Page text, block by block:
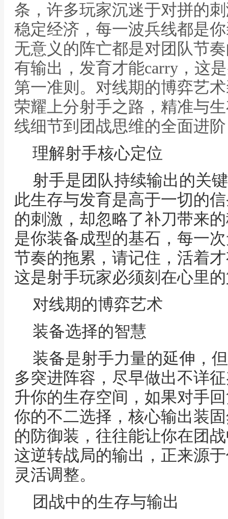
条，许多玩家沉迷于对拼的
稳定经济，每一波兵线都是
无意义的阵亡都是对团队节
有输出，发育才能carry，这
第一准则。对线期的博弈艺
荣耀上分射手之路，精准与
线细节到团战思维的全面进阶
理解射手核心定位
射手是团队持续输出的关
此生存与发育是高于一切的
的刺激，却忽略了补刀带来
是你装备成型的基石，每一
节奏的拖累，请记住，活着
这是射手玩家必须刻在心里
对线期的博弈艺术
装备选择的智慧
装备是射手力量的延伸，
多突进阵容，尽早做出不详
升你的生存空间，如果对手
你的不二选择，核心输出装
的防御装，往往能让你在团
这逆转战局的输出，正来源
灵活调整。
团战中的生存与输出